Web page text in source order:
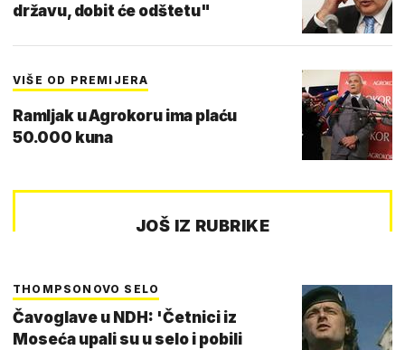
državu, dobit će odštetu"
VIŠE OD PREMIJERA
Ramljak u Agrokoru ima plaću
50.000 kuna
JOŠ IZ RUBRIKE
THOMPSONOVO SELO
Čavoglave u NDH: 'Četnici iz
Moseća upali su u selo i pobili